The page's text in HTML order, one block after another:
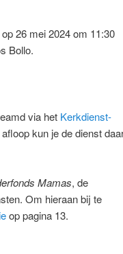
26 mei 2024 om 11:30
Bollo.
via het Kerkdienst-
kun je de dienst
Mamas, de
Om hieraan bij te
op pagina 13.